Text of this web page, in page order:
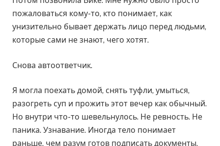
пожаловаться кому-то, кто понимает, как
унизительно бывает держать лицо перед людьми,
которые сами не знают, чего хотят.
Снова автоответчик.
Я могла поехать домой, снять туфли, умыться,
разогреть суп и прожить этот вечер как обычный.
Но внутри что-то шевельнулось. Не ревность. Не
паника. Узнавание. Иногда тело понимает
раньше, чем разум готов подписать документы.